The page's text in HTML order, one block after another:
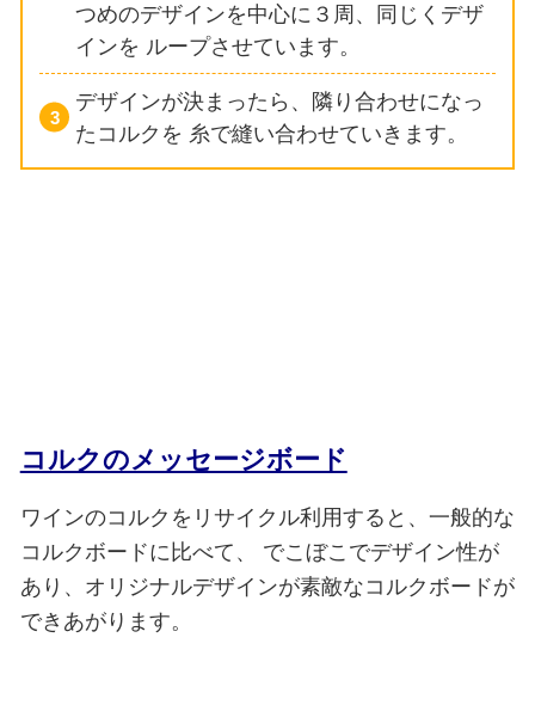
つめのデザインを中心に３周、同じくデザ
インを ループさせています。
デザインが決まったら、隣り合わせになっ
たコルクを 糸で縫い合わせていきます。
コルクのメッセージボード
ワインのコルクをリサイクル利用すると、一般的な
コルクボードに比べて、
でこぼこでデザイン性が
あり、オリジナルデザインが素敵なコルクボードが
できあがります。